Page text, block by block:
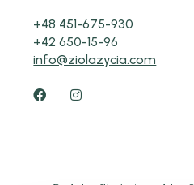
+48 451-675-930
+42 650-15-96
info@ziolazycia.com